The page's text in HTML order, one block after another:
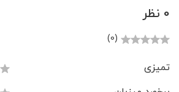
0 نظر
(0)
تمیزی